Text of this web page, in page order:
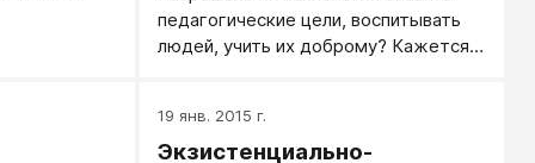
и
педагогические цели, воспитывать
людей, учить их доброму? Кажется,
такого разрешения нет, пока
психологи, ставящие перед собой
19 янв. 2015 г.
Экзистенциально-